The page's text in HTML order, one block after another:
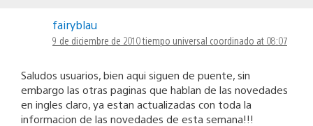
fairyblau
9 de diciembre de 2010 tiempo universal coordinado at 08:07
Saludos usuarios, bien aqui siguen de puente, sin
embargo las otras paginas que hablan de las novedades
en ingles claro, ya estan actualizadas con toda la
informacion de las novedades de esta semana!!!